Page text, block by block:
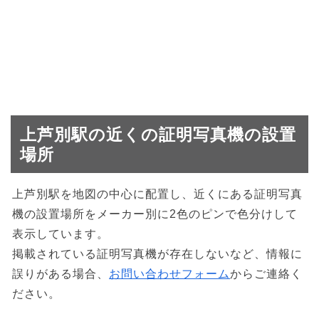
上芦別駅の近くの証明写真機の設置
場所
上芦別駅を地図の中心に配置し、近くにある証明写真
機の設置場所をメーカー別に2色のピンで色分けして
表示しています。
掲載されている証明写真機が存在しないなど、情報に
誤りがある場合、 お問い合わせフォームからご連絡く
ださい。